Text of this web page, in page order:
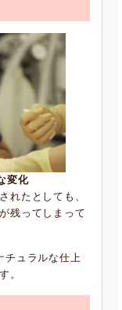
変化
れたとしても、
残ってしまって
チュラルな仕上
。